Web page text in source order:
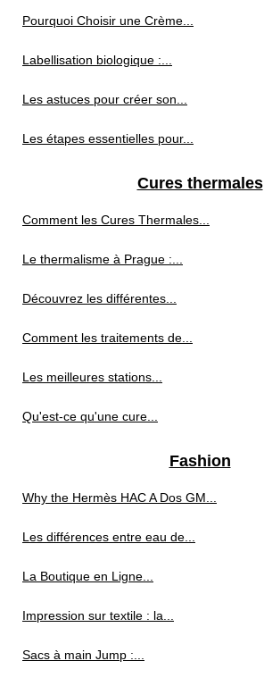
Pourquoi Choisir une Crème...
Labellisation biologique :...
Les astuces pour créer son...
Les étapes essentielles pour...
Cures thermales
Comment les Cures Thermales...
Le thermalisme à Prague :...
Découvrez les différentes...
Comment les traitements de...
Les meilleures stations...
Qu'est-ce qu'une cure...
Fashion
Why the Hermès HAC A Dos GM...
Les différences entre eau de...
La Boutique en Ligne...
Impression sur textile : la...
Sacs à main Jump :...